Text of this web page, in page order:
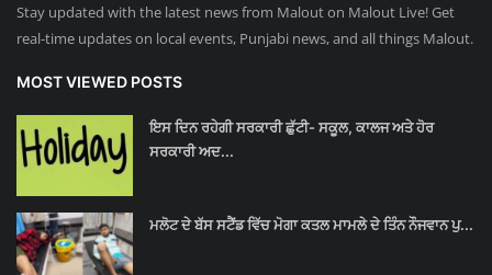
Stay updated with the latest news from Malout on Malout Live! Get
real-time updates on local events, Punjabi news, and all things Malout.
MOST VIEWED POSTS
ਇਸ ਦਿਨ ਰਹੇਗੀ ਸਰਕਾਰੀ ਛੁੱਟੀ- ਸਕੂਲ, ਕਾਲਜ ਅਤੇ ਹੋਰ
ਸਰਕਾਰੀ ਅਦ...
ਮਲੋਟ ਦੇ ਬੱਸ ਸਟੈਂਡ ਵਿੱਚ ਮੋਗਾ ਕਤਲ ਮਾਮਲੇ ਦੇ ਤਿੰਨ ਨੌਜਵਾਨ ਪੁ...